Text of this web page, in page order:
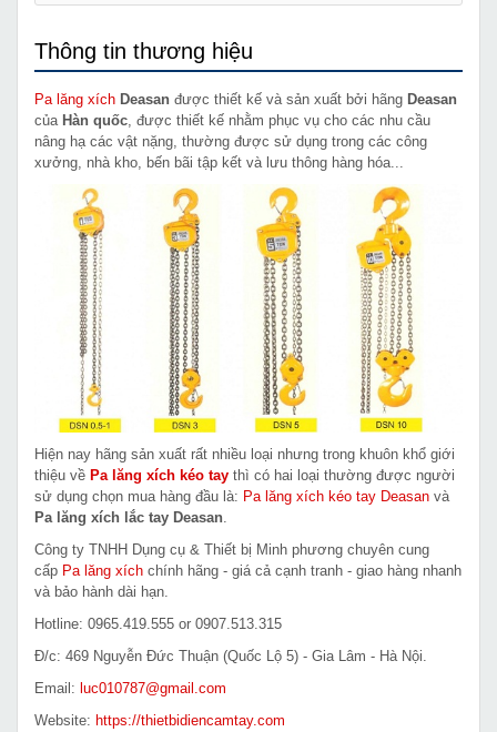
Thông tin thương hiệu
Pa lăng xích Deasan được thiết kế và sản xuất bởi hãng Deasan
của Hàn quốc , được thiết kế nhằm phục vụ cho các nhu cầu
nâng hạ các vật nặng, thường được sử dụng trong các công
xưởng, nhà kho, bến bãi tập kết và lưu thông hàng hóa...
Hiện nay hãng sản xuất rất nhiều loại nhưng trong khuôn khổ giới
thiệu về Pa lăng xích kéo tay thì có hai loại thường được người
sử dụng chọn mua hàng đầu là: Pa lăng xích kéo tay Deasan và
Pa lăng xích lắc tay Deasan
Công ty TNHH Dụng cụ & Thiết bị Minh phương chuyên cung
cấp Pa lăng xích chính hãng - giá cả cạnh tranh - giao hàng nhanh
và bảo hành dài hạn.
Hotline: 0965.419.555 or 0907.513.315
Đ/c: 469 Nguyễn Đức Thuận (Quốc Lộ 5) - Gia Lâm - Hà Nội.
Email: luc010787@gmail.com
Website: https://thietbidiencamtay.com